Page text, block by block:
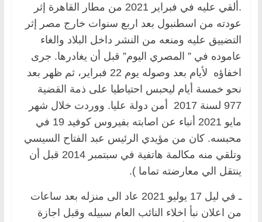
.ألقي عليه في فبراير 2021 من مطار القاهرة إثر
عودته من اسطنبول بعد اربع سنوات خارج مصر إثر
التضييق عليه ومنعه من النشر داخل البلاد والغاء
عاموده في ” المصري اليوم” قبل أن يغادرها. جرى
اخفاؤه لأيام بعد وصوله يوم 22 فبراير، ثم ظهر بعد
نحو خمسة أيام ليحبس احتياطيا على ذمة القضية
977 لسنة 2017 أمن دولة عليا. ووردت خلال شهر
مايو 2021 أنباء عن اصابته بفيروس كوفيد 19 في
محبسه. كان من مؤيدي الرئيس عبد الفتاح السيسي
وتلقي منه مكالمة هاتفية في سبتمبر 2014 قبل أن
ينتقل الي معارضته تماما ).
ـ في ليل 17 يوليو 2021 عاد الى منزله بعد ساعات
من اعلان نبأ اخلاء النائب العام سبيله وقبل اجازة